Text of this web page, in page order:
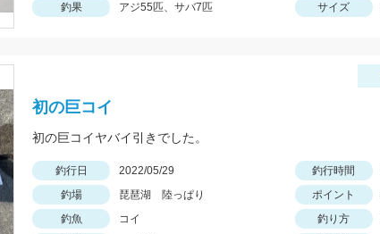
釣果
アジ55匹、サバ7匹 サイズ
初の巨コイ
初の巨コイヤバイ引きでした。
釣行日 2022/05/29 釣行時間
釣場
琵琶湖 陸っぱり ポイント
釣魚
コイ 釣り方